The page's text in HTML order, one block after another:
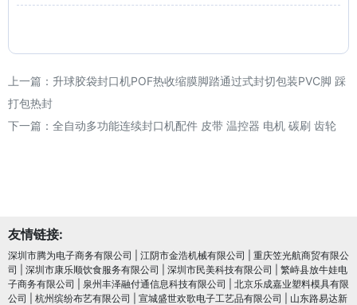
上一篇： 升球胶袋封口机POF热收缩膜脚踏通过式封切包装PVC脚 踩
打包热封
下一篇： 全自动多功能连续封口机配件 皮带 温控器 电机 碳刷 齿轮
友情链接:
深圳市腾为电子商务有限公司 江阴市金浩机械有限公司
重庆笠光航商贸有限公
司
深圳市康乐顺饮食服务有限公司 深圳市民美科技有限公司
繁峙县放牛娃电
子商务有限公司
泉州丰泽融付通信息科技有限公司
北京乐成嘉业塑料模具有限
公司
杭州缤纷布艺有限公司 宣城盛世欢歌电子工艺品有限公司
山东路易达新